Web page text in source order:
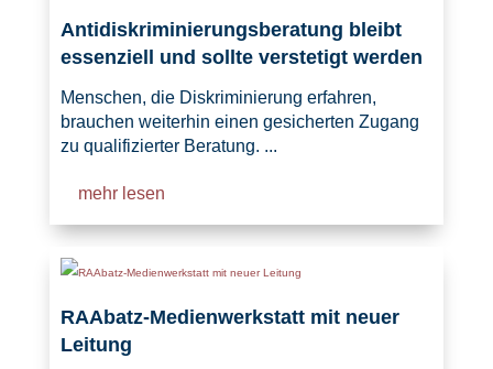
Antidiskriminierungsberatung bleibt
essenziell und sollte verstetigt werden
Menschen, die Diskriminierung erfahren,
brauchen weiterhin einen gesicherten Zugang
zu qualifizierter Beratung. ...
mehr lesen
RAAbatz-Medienwerkstatt mit neuer
Leitung